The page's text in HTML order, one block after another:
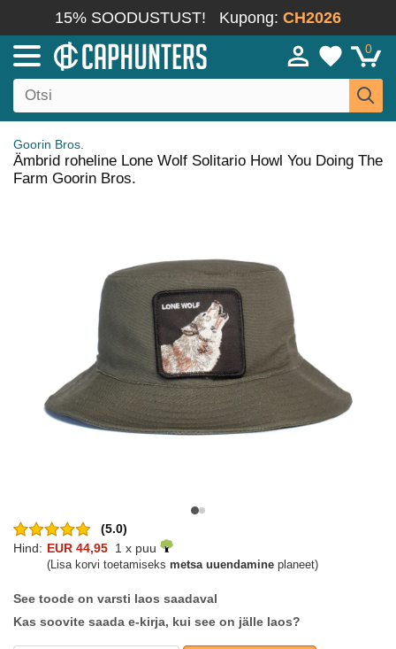
15% SOODUSTUST! Kupong: CH2026
0
Goorin Bros.
Ämbrid roheline Lone Wolf Solitario Howl You Doing The
Farm Goorin Bros.
(5.0)
Hind: EUR 44,95 1 x puu
(Lisa korvi toetamiseks metsa uuendamine planeet)
See toode on varsti laos saadaval
Kas soovite saada e-kirja, kui see on jälle laos?